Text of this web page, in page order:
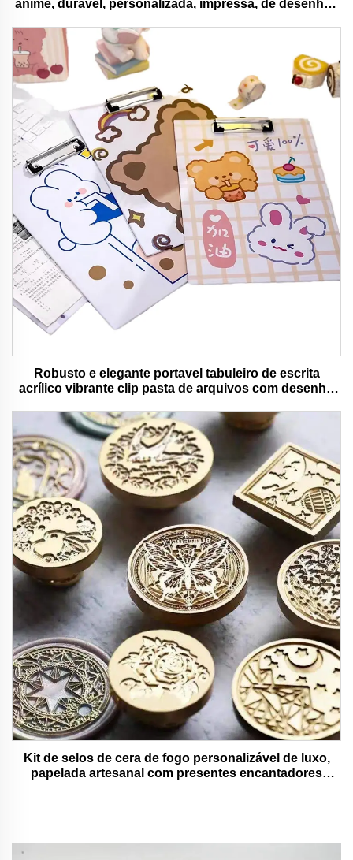
anime, durável, personalizada, impressa, de desenhos
Robusto e elegante portavel tabuleiro de escrita
acrílico vibrante clip pasta de arquivos com desenho
escola
Kit de selos de cera de fogo personalizável de luxo,
papelada artesanal com presentes encantadores